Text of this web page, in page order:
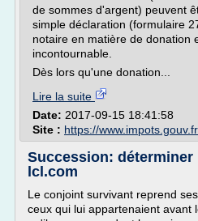
de sommes d'argent) peuvent
simple déclaration (formulaire
notaire en matière de donation
incontournable.
Dès lors qu'une donation...
Lire la suite
Date: 2017-09-15 18:41:58
Site : https://www.impots.gouv.fr
Succession: déterminer
lcl.com
Le conjoint survivant reprend
ceux qui lui appartenaient avant